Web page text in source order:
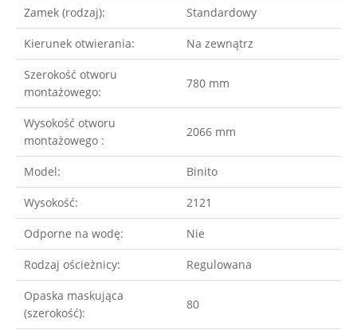
Zamek (rodzaj): Standardowy
Kierunek otwierania: Na zewnątrz
Szerokość otworu
montażowego:
780 mm
Wysokość otworu
montażowego :
2066 mm
Model: Binito
Wysokość: 2121
Odporne na wodę: Nie
Rodzaj ościeżnicy: Regulowana
Opaska maskująca
(szerokość):
80